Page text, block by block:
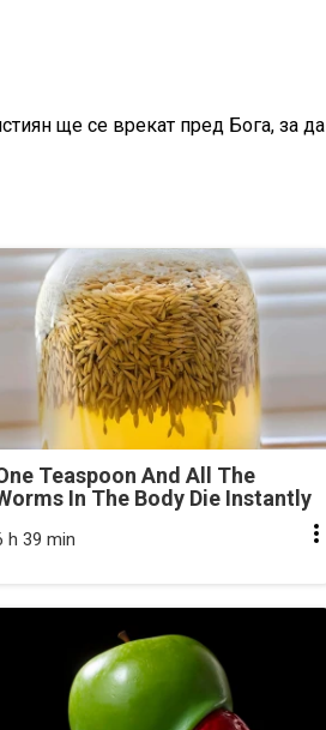
ще се врекат пред Бога, за да
Teaspoon And All The
In The Body Die Instantly
h 39 min